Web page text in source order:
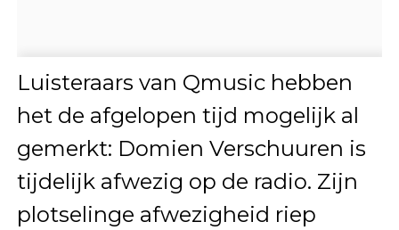
Luisteraars van Qmusic hebben
het de afgelopen tijd mogelijk al
gemerkt: Domien Verschuuren is
tijdelijk afwezig op de radio. Zijn
plotselinge afwezigheid riep